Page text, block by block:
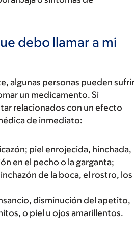
debo llamar a mi
algunas personas pueden sufrir
un medicamento. Si
relacionados con un efecto
de inmediato:
piel enrojecida, hinchada,
en el pecho o la garganta;
de la boca, el rostro, los
disminución del apetito,
o piel u ojos amarillentos.